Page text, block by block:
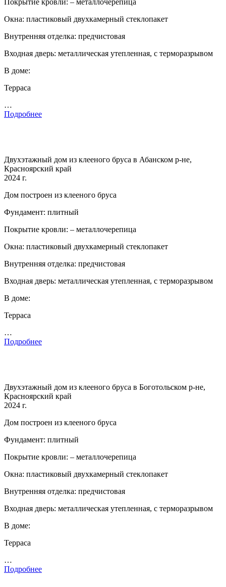
Покрытие кровли: – металлочерепица
Окна: пластиковый двухкамерный стеклопакет
Внутренняя отделка: предчистовая
Входная дверь: металлическая утепленная, с терморазрывом
В доме:
Терраса
…
Подробнее
Двухэтажный дом из клееного бруса в Абанском р-не,
Красноярский край
2024 г.
Дом построен из клееного бруса
Фундамент: плитный
Покрытие кровли: – металлочерепица
Окна: пластиковый двухкамерный стеклопакет
Внутренняя отделка: предчистовая
Входная дверь: металлическая утепленная, с терморазрывом
В доме:
Терраса
…
Подробнее
Двухэтажный дом из клееного бруса в Боготольском р-не,
Красноярский край
2024 г.
Дом построен из клееного бруса
Фундамент: плитный
Покрытие кровли: – металлочерепица
Окна: пластиковый двухкамерный стеклопакет
Внутренняя отделка: предчистовая
Входная дверь: металлическая утепленная, с терморазрывом
В доме:
Терраса
…
Подробнее